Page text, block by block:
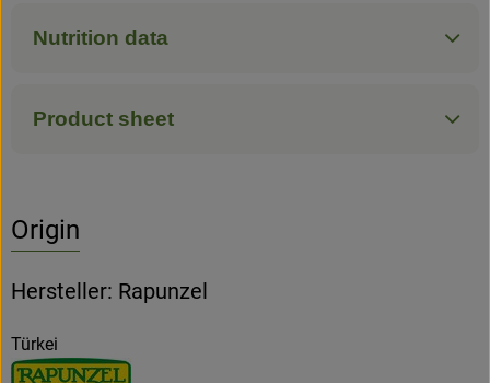
Nutrition data
Product sheet
Origin
Hersteller: Rapunzel
Türkei